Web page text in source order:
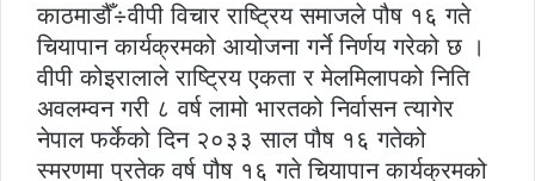
काठमाडौँ÷वीपी विचार राष्ट्रिय समाजले पौष १६ गते
चियापान कार्यक्रमको आयोजना गर्ने निर्णय गरेको छ ।
वीपी कोइरालाले राष्ट्रिय एकता र मेलमिलापको निति
अवलम्वन गरी ८ वर्ष लामो भारतको निर्वासन त्यागेर
नेपाल फर्केको दिन २०३३ साल पौष १६ गतेको
स्मरणमा प्रतेक वर्ष पौष १६ गते चियापान कार्यक्रमको